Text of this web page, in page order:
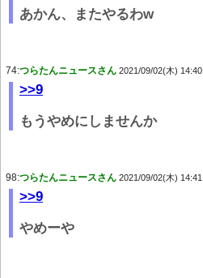
あかん、またやるわw
74:つらたんニュースさん 2021/09/02(木) 14:40
>>9
もうやめにしませんか
98:つらたんニュースさん 2021/09/02(木) 14:41
>>9
やめーや